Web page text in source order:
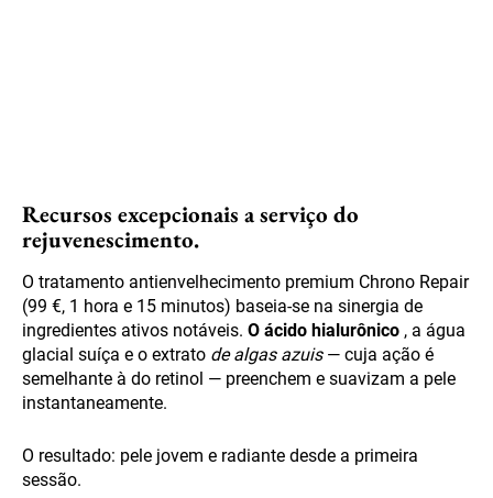
Recursos excepcionais a serviço do
rejuvenescimento.
O tratamento antienvelhecimento premium Chrono Repair
(99 €, 1 hora e 15 minutos) baseia-se na sinergia de
ingredientes ativos notáveis. O ácido hialurônico , a água
glacial suíça e o extrato de algas azuis— cuja ação é
semelhante à do retinol — preenchem e suavizam a pele
instantaneamente.
O resultado: pele jovem e radiante desde a primeira
sessão.